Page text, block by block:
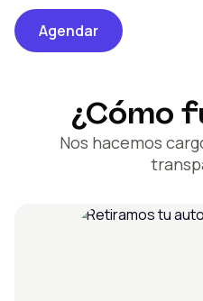
Agendar
¿Cómo
Nos hacemos